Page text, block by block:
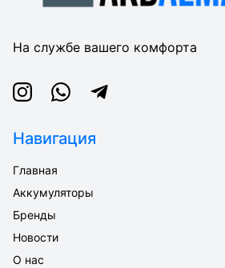
На службе вашего комфорта
InstagramWhatsappTelegram
Навигация
Главная
Аккумуляторы
Бренды
Новости
О нас